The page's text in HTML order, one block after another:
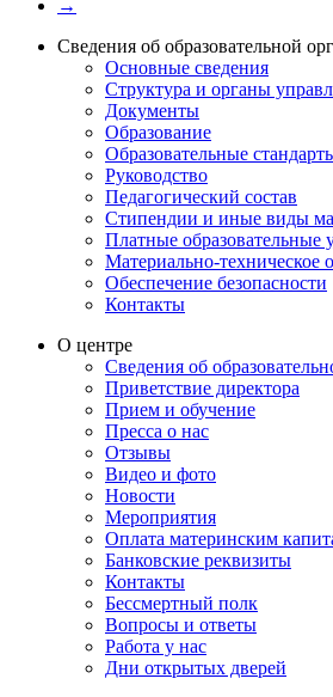
→
Сведения об образовательной
Основные сведения
Структура и органы
Документы
Образование
Образовательные
Руководство
Педагогический состав
Стипендии и иные виды
Платные образовательные
Материально-техническое
Обеспечение безопасности
Контакты
О центре
Сведения об
Приветствие директора
Прием и обучение
Пресса о нас
Отзывы
Видео и фото
Новости
Мероприятия
Оплата материнским
Банковские реквизиты
Контакты
Бессмертный полк
Вопросы и ответы
Работа у нас
Дни открытых дверей